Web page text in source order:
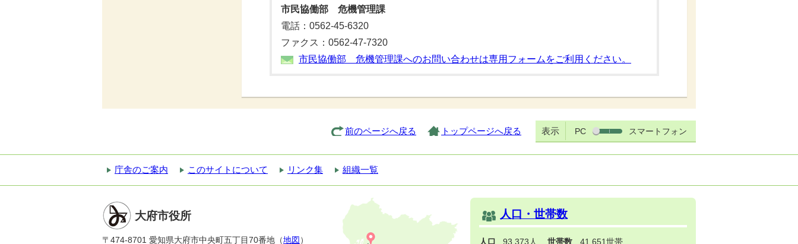
市民協働部 危機管理課
電話：0562-45-6320
ファクス：0562-47-7320
市民協働部 危機管理課へのお問い合わせは専用フォームをご利用ください。
前のページへ戻る トップページへ戻る 表示 PC スマートフォン
庁舎のご案内 このサイトについて リンク集 組織一覧
大府市役所
〒474-8701 愛知県大府市中央町五丁目70番地（地図 ）
人口・世帯数
人口 93,373人 世帯数 41,651世帯